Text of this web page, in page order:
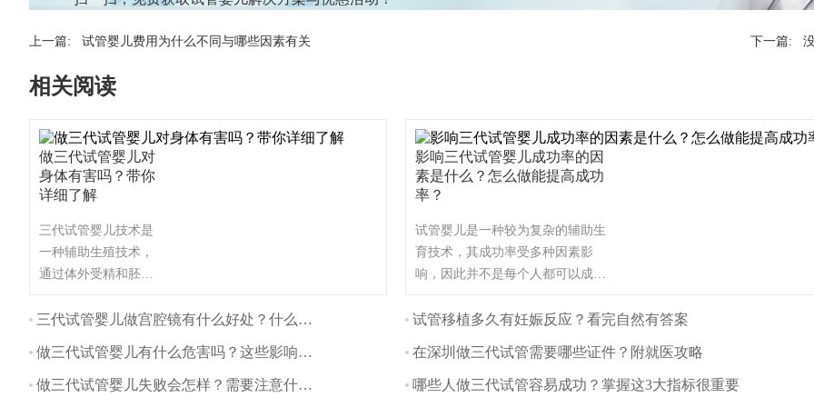
上一篇: 试管婴儿费用为什么不同与哪些因素有关 下一篇:
相关阅读
做三代试管婴儿对
身体有害吗？带你
详细了解
三代试管婴儿技术是
一种辅助生殖技术，
通过体外受精和胚胎
不育夫妇生育。与自
管婴儿对身体的影响
主要体现在以下几个
三代试管婴儿做宫腔镜有什么好处？什么时间做最好？
做三代试管婴儿有什么危害吗？这些影响要注意
做三代试管婴儿失败会怎样？需要注意什么？
影响三代试管婴儿成功率的因
素是什么？怎么做能提高成功
率？
试管婴儿是一种较为复杂的辅助生
育技术，其成功率受多种因素影
响，因此并不是每个人都可以成
也有可能有些人做试管婴儿不能成
要因素有哪些呢？（如果还想了解
更多的试管婴儿流程、费用、成功
试管移植多久有妊娠反应？看完自然有答案
在深圳做三代试管需要哪些证件？附就医攻略
哪些人做三代试管容易成功？掌握这3大指标很重要